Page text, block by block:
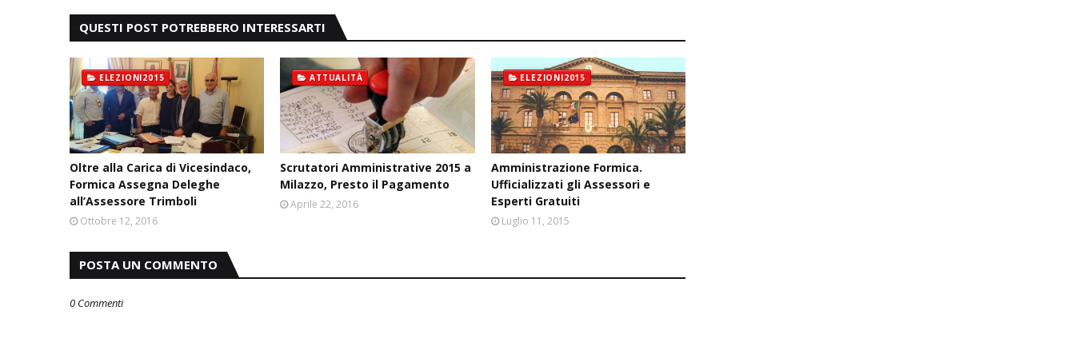
QUESTI POST POTREBBERO INTERESSARTI
ELEZIONI2015
Oltre alla Carica di Vicesindaco,
Formica Assegna Deleghe
all’Assessore Trimboli
Ottobre 12, 2016
ATTUALITÀ
Scrutatori Amministrative 2015 a
Milazzo, Presto il Pagamento
Aprile 22, 2016
ELEZIONI2015
Amministrazione Formica.
Ufficializzati gli Assessori e
Esperti Gratuiti
Luglio 11, 2015
POSTA UN COMMENTO
0 Commenti